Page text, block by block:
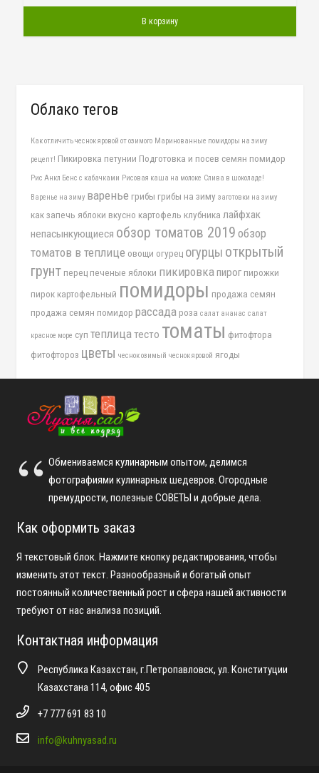
В корзину
Облако тегов
Как отличить чеснок яровой от озимого Маринованные помидоры на зиму
рецепт! Пикировка петунии Подготовка и посев семян помидор
Рис Анкл Бенс с кабачками Рисовая каша на молоке Слива в шоколаде!
Варенье на зиму варенье грибы грибы на зиму заготовки на зиму
как запечь яблоки вкусно картофель клубника лайфхак
непасынкующиеся обзор томатов 2019 обзор
томатов в теплице овощи огурец огурцы открытый
грунт перец печеные яблоки пикировка пирог пирожки
пирок картофельный помидоры продажа семян
продажа семян помидор рассада роза салат ананас салат
красное море суп теплица тесто томаты фитофтора
фитофтороз цветы чеснок озимый чеснок яровой ягоды
Обмениваемся кулинарным опытом, делимся
фотографиями кулинарных шедевров. Огородные
премудрости, полезные СОВЕТЫ и добрые дела.
Как оформить заказ
Я текстовый блок. Нажмите кнопку редактирования, чтобы
изменить этот текст. Разнообразный и богатый опыт
постоянный количественный рост и сфера нашей активности
требуют от нас анализа позиций.
Контактная информация
Республика Казахстан, г.Петропавловск, ул. Конституции
Казахстана 114, офис 405
+7 777 691 83 10
info@kuhnyasad.ru